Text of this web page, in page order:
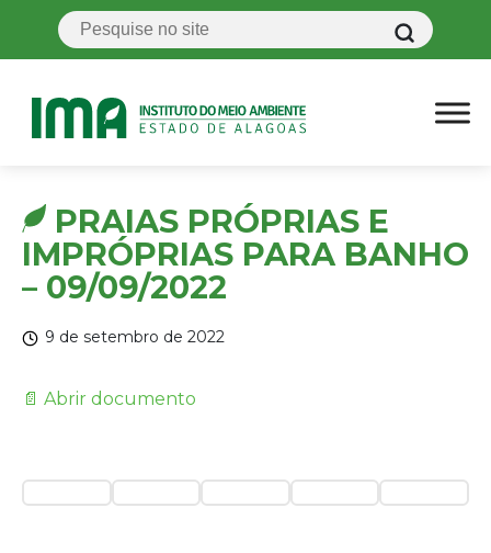
PRAIAS PRÓPRIAS E
IMPRÓPRIAS PARA BANHO
– 09/09/2022
9 de setembro de 2022
📄 Abrir documento